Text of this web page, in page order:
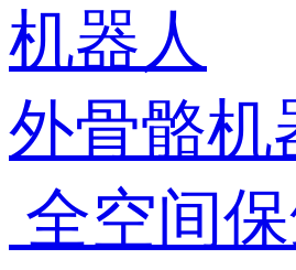
机器人
外骨骼机
全空间